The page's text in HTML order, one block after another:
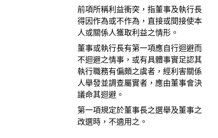
前項所稱利益衝突，指董事及執行長
得因作為或不作為，直接或間接使本
人或關係人獲取利益之情形。
董事或執行長有第一項應自行迴避而
不迴避之情事，或有具體事實足認其
執行職務有偏頗之虞者，經利害關係
人舉發並調查屬實者，應由董事會決
議命其迴避。
第一項規定於董事長之選舉及董事之
改選時，不適用之。